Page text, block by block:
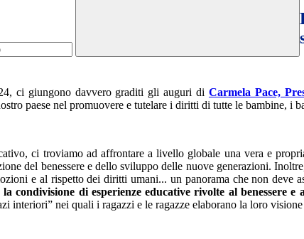
ci giungono davvero graditi gli auguri di Carmela Pace,
paese nel promuovere e tutelare i diritti di tutte le bambine, i
ci troviamo ad affrontare a livello globale una vera e
del benessere e dello sviluppo delle nuove generazioni.
e al rispetto dei diritti umani... un panorama che non
condivisione di esperienze educative rivolte al benessere
interiori” nei quali i ragazzi e le ragazze elaborano la loro